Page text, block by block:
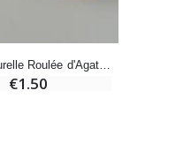
Pierre Naturelle Roulée d'Agate Fleur de Cerisier - 2 cm
€1.50